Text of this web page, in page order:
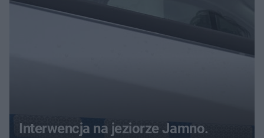
Interwencja na jeziorze Jamno.